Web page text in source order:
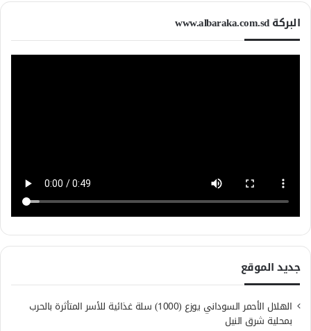
البركة www.albaraka.com.sd
جديد الموقع
الهلال الأحمر السوداني يوزع (1000) سلة غذائية للأسر المتأثرة بالحرب
بمحلية شرق النيل